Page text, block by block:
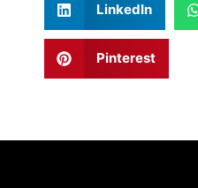
LinkedIn
Pinterest